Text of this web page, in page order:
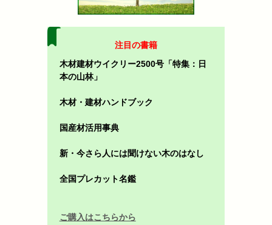
注目の書籍
木材建材ウイクリー2500号「特集：日
本の山林」
木材・建材ハンドブック
国産材活用事典
新・今さら人には聞けない木のはなし
全国プレカット名鑑
ご購入はこちらから